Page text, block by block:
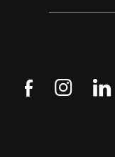
Síguenos Síguenos